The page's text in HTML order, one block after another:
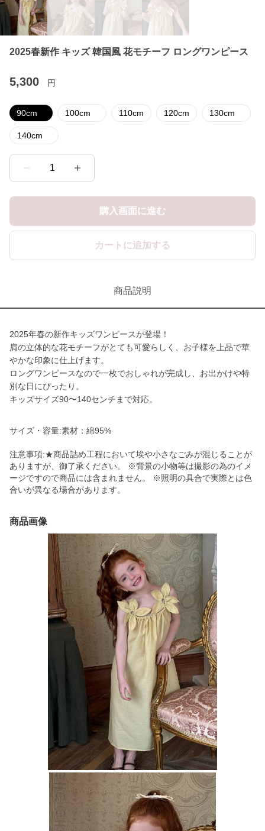
2025春新作 キッズ 韓国風 花モチーフ ロングワンピース
5,300 円
90cm 100cm 110cm 120cm 130cm
140cm
1
購入画面に進む
カートに追加する
商品説明
2025年春の新作キッズワンピースが登場！
肩の立体的な花モチーフがとても可愛らしく、お子様を上品で華
やかな印象に仕上げます。
ロングワンピースなので一枚でおしゃれが完成し、お出かけや特
別な日にぴったり。
キッズサイズ90〜140センチまで対応。
サイズ・容量:素材：綿95%
注意事項:★商品詰め工程において埃や小さなごみが混じることが
ありますが、御了承ください。 ※背景の小物等は撮影の為のイメ
ージですので商品には含まれません。 ※照明の具合で実際とは色
合いが異なる場合があります。
商品画像